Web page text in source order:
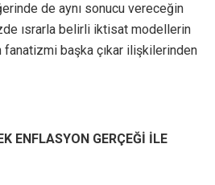
de aynı sonucu vereceğin
ısrarla belirli iktisat modellerin
fanatizmi başka çıkar ilişkilerinden
ENFLASYON GERÇEĞİ İLE